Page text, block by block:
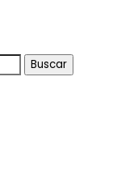
Buscar